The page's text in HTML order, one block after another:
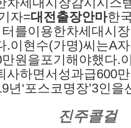
자=대전출장안마한
를이용한차세대시
.이현수(가명)씨는A
원을포기해야했다.
사하면서성과급600
년‘포스코명장’3인을
진주콜걸